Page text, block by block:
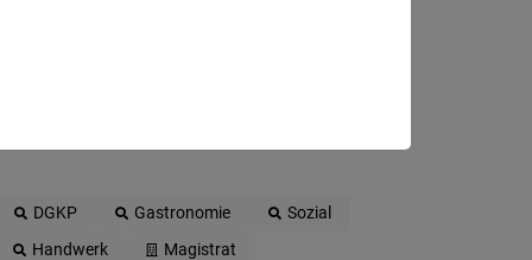
DGKP Gastronomie
Sozial
Handwerk
Magistrat